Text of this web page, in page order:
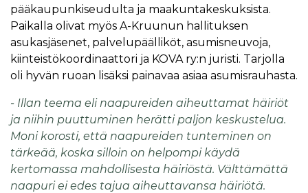
pääkaupunkiseudulta ja maakuntakeskuksista.
Paikalla olivat myös A-Kruunun hallituksen
asukasjäsenet, palvelupäälliköt, asumisneuvoja,
kiinteistökoordinaattori ja KOVA ry:n juristi. Tarjolla
oli hyvän ruoan lisäksi painavaa asiaa asumisrauhasta.
- Illan teema eli naapureiden aiheuttamat häiriöt
ja niihin puuttuminen herätti paljon keskustelua.
Moni korosti, että naapureiden tunteminen on
tärkeää, koska silloin on helpompi käydä
kertomassa mahdollisesta häiriöstä. Välttämättä
naapuri ei edes tajua aiheuttavansa häiriötä.